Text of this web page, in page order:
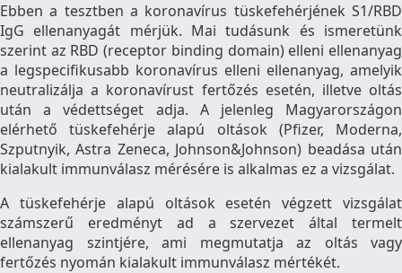
Ebben a tesztben a koronavírus tüskefehérjének S1/RBD
IgG ellenanyagát mérjük. Mai tudásunk és ismeretünk
szerint az RBD (receptor binding domain) elleni ellenanyag
a legspecifikusabb koronavírus elleni ellenanyag, amelyik
neutralizálja a koronavírust fertőzés esetén, illetve oltás
után a védettséget adja. A jelenleg Magyarországon
elérhető tüskefehérje alapú oltások (Pfizer, Moderna,
Szputnyik, Astra Zeneca, Johnson&Johnson) beadása után
kialakult immunválasz mérésére is alkalmas ez a vizsgálat.
A tüskefehérje alapú oltások esetén végzett vizsgálat
számszerű eredményt ad a szervezet által termelt
ellenanyag szintjére, ami megmutatja az oltás vagy
fertőzés nyomán kialakult immunválasz mértékét.